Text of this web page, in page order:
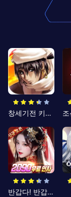
창세기전 키우기
반갑다! 반갑삼국지